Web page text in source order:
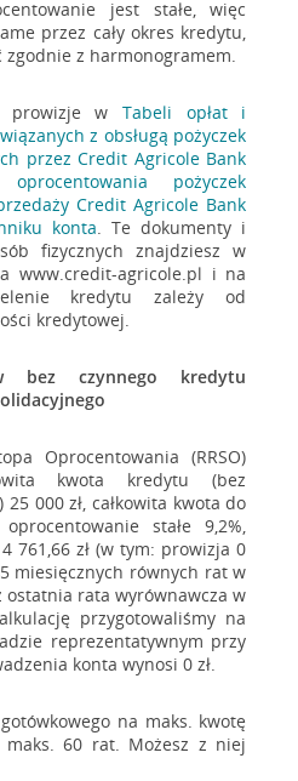
pdf.
przyciskiem myszy i w
oknie wybierz kolejno:Otwórz
Adobe Acrobat Reader.
- to osiem ostatnich cyfr
PESEL i zatwierdź.
W górnym menu wybierz
a potem kolejno:
»Panele nawigacji»
kredytowej. W
wybierz opcję Załączniki i
jest stałe, więc
przez cały okres kredytu,
zgodnie z harmonogramem.
prowizje w Tabeli opłat i
z obsługą pożyczek
przez Credit Agricole Bank
oprocentowania pożyczek
Credit Agricole Bank
konta. Te dokumenty i
fizycznych znajdziesz w
www.credit-agricole.pl i na
kredytu zależy od
kredytowej.
bez czynnego kredytu
Oprocentowania (RRSO)
kwota kredytu (bez
000 zł, całkowita kwota do
stałe 9,2%,
761,66 zł (w tym: prowizja 0
miesięcznych równych rat w
ostatnia rata wyrównawcza w
przygotowaliśmy na
reprezentatywnym przy
konta wynosi 0 zł.
na maks. kwotę
60 rat. Możesz z niej